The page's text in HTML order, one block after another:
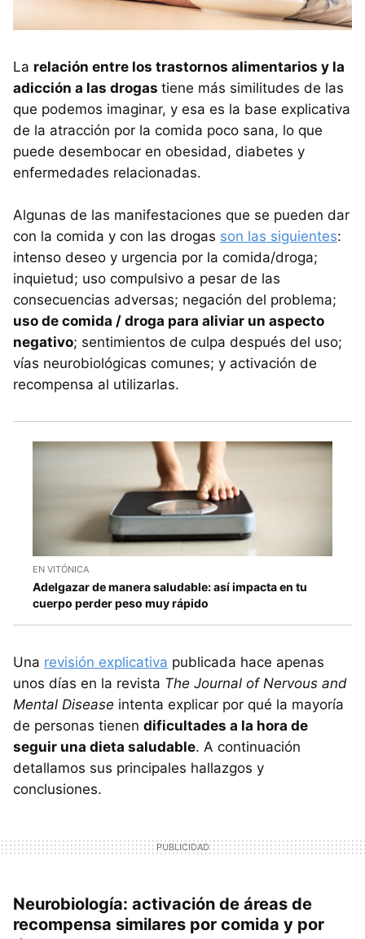
La relación entre los trastornos alimentarios y la
adicción a las drogas tiene más similitudes de las
que podemos imaginar, y esa es la base explicativa
de la atracción por la comida poco sana, lo que
puede desembocar en obesidad, diabetes y
enfermedades relacionadas.
Algunas de las manifestaciones que se pueden dar
con la comida y con las drogas son las siguientes:
intenso deseo y urgencia por la comida/droga;
inquietud; uso compulsivo a pesar de las
consecuencias adversas; negación del problema;
uso de comida / droga para aliviar un aspecto
negativo; sentimientos de culpa después del uso;
vías neurobiológicas comunes; y activación de
recompensa al utilizarlas.
EN VITÓNICA
Adelgazar de manera saludable: así impacta en tu
cuerpo perder peso muy rápido
Una revisión explicativa publicada hace apenas
unos días en la revista The Journal of Nervous and
Mental Disease intenta explicar por qué la mayoría
de personas tienen dificultades a la hora de
seguir una dieta saludable. A continuación
detallamos sus principales hallazgos y
conclusiones.
Neurobiología: activación de áreas de
recompensa similares por comida y por